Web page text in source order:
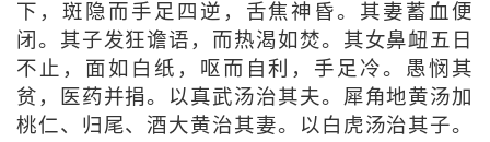
下，斑隐而手足四逆，舌焦神昏。其妻蓄血便
闭。其子发狂谵语，而热渴如焚。其女鼻衄五日
不止，面如白纸，呕而自利，手足冷。愚悯其
贫，医药并捐。以真武汤治其夫。犀角地黄汤加
桃仁、归尾、酒大黄治其妻。以白虎汤治其子。